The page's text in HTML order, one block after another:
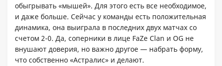
обыгрывать «мышей». Для этого есть все необходимое,
и даже больше. Сейчас у команды есть положительная
динамика, она выиграла в последних двух матчах со
счетом 2-0. Да, соперники в лице FaZe Clan и OG не
внушают доверия, но важно другое — набрать форму,
что собственно «Астралис» и делают.